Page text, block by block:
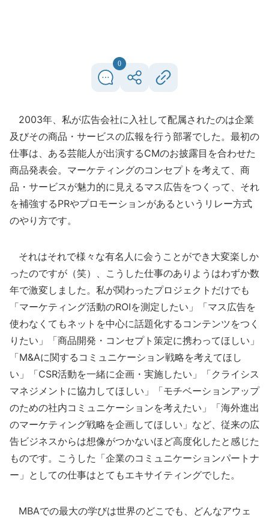
0
2003年、私が広告会社に入社して配属されたのは企業
及びその商品・サービスの広報を行う部署でした。最初の
仕事は、ある芸能人が出演するCMのお披露目を合わせた
商品発表会。マーケティングのコンセプトを考えて、商
品・サービスが魅力的に見えるマス広告をつくって、それ
を補強するPRやプロモーションがあるというリレー方式
のやり方です。
それはそれで様々な有名人に会うことができ大変楽しか
ったのですが（笑）、こうした仕事のありようはわずか数
年で激変しました。私が関わったプロジェクトだけでも
「マーケティング活動のROIを測定したい」「マス広告を
使わなくてもネットを中心に話題化するコンテンツをつく
りたい」「商品開発・コンセプト策定に携わってほしい」
「M&Aに関するコミュニケーション戦略を考えてほし
い」「CSR活動を一緒に企画・実施したい」「クライシス
マネジメントに協力してほしい」「モチベーションアップ
のための社内コミュニケーションを考えたい」「海外進出
のマーケティング戦略を企画してほしい」など、従来の広
告ビジネスからは想像がつかないほど高度化したと感じた
ものです。こうした「企業のコミュニケーションパートナ
ー」としての仕事はとてもエキサイティングでした。
MBAでの最大の学びは世界のどこでも、どんなアウェ